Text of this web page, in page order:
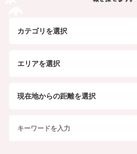
カテゴリを選択
エリアを選択
現在地からの距離を選択